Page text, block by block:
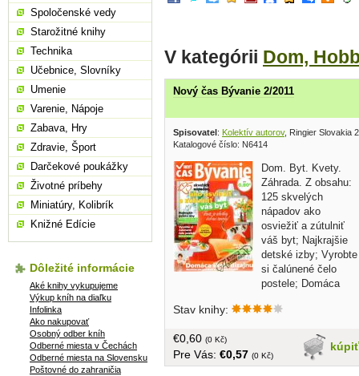
V kategórii Dom,
Nový čas Bývanie 2/2011
Spisovatel: Kolektív autorov, Ringier Slovakia
Katalogové číslo: N6414
Dom. Byt. Kvety.
Záhrada. Z obsahu:
125 skvelých
nápadov ako
osviežiť a zútulniť
váš byt; Najkrajšie
detské izby; Vyrobte
si čalúnené čelo
postele; Domáca
62 strán
Stav knihy:
kúpiť
€0,60 (0 Kč)
Pre Vás: €0,57 (0 Kč)
Spoločenské vedy
Starožitné knihy
Technika
Učebnice, Slovníky
Umenie
Varenie, Nápoje
Zabava, Hry
Zdravie, Šport
Darčekové poukážky
Životné príbehy
Miniatúry, Kolibrík
Knižné Edície
Dôležité informácie
Aké knihy vykupujeme
Výkup kníh na diaľku
Infolinka
Ako nakupovať
Osobný odber kníh
Odberné miesta v Čechách
Odberné miesta na Slovensku
Poštovné do zahraničia